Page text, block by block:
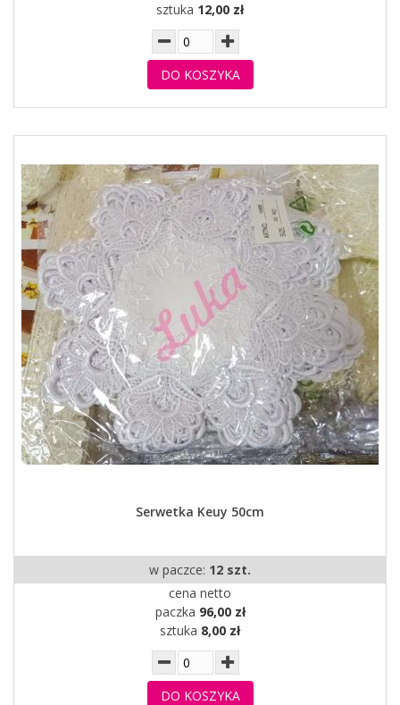
sztuka 12,00 zł
DO KOSZYKA
Serwetka Keuy 50cm
w paczce: 12 szt.
cena netto
paczka 96,00 zł
sztuka 8,00 zł
DO KOSZYKA